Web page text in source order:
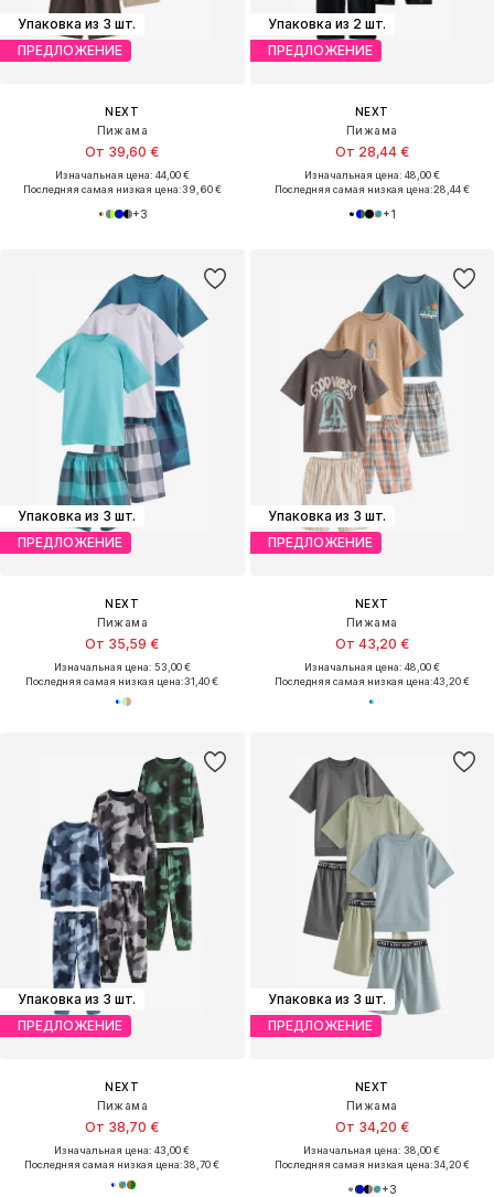
Упаковка из 3 шт.
ПРЕДЛОЖЕНИЕ
NEXT
Пижама
От 39,60 €
Изначальная цена: 44,00 €
Последняя самая низкая цена:39,60 €
+3
Упаковка из 2 шт.
ПРЕДЛОЖЕНИЕ
NEXT
Пижама
От 28,44 €
Изначальная цена: 48,00 €
Последняя самая низкая цена:28,44 €
+1
Упаковка из 3 шт.
ПРЕДЛОЖЕНИЕ
NEXT
Пижама
От 35,59 €
Изначальная цена: 53,00 €
Последняя самая низкая цена:31,40 €
Упаковка из 3 шт.
ПРЕДЛОЖЕНИЕ
NEXT
Пижама
От 43,20 €
Изначальная цена: 48,00 €
Последняя самая низкая цена:43,20 €
Упаковка из 3 шт.
ПРЕДЛОЖЕНИЕ
NEXT
Пижама
От 38,70 €
Изначальная цена: 43,00 €
Последняя самая низкая цена:38,70 €
Упаковка из 3 шт.
ПРЕДЛОЖЕНИЕ
NEXT
Пижама
От 34,20 €
Изначальная цена: 38,00 €
Последняя самая низкая цена:34,20 €
+3